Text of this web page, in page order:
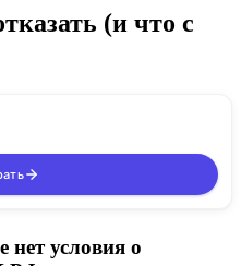
(и что с
условия о